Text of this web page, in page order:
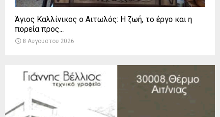
Άγιος Καλλίνικος ο Αιτωλός: Η ζωή, το έργο και η
πορεία προς...
8 Αυγούστου 2026